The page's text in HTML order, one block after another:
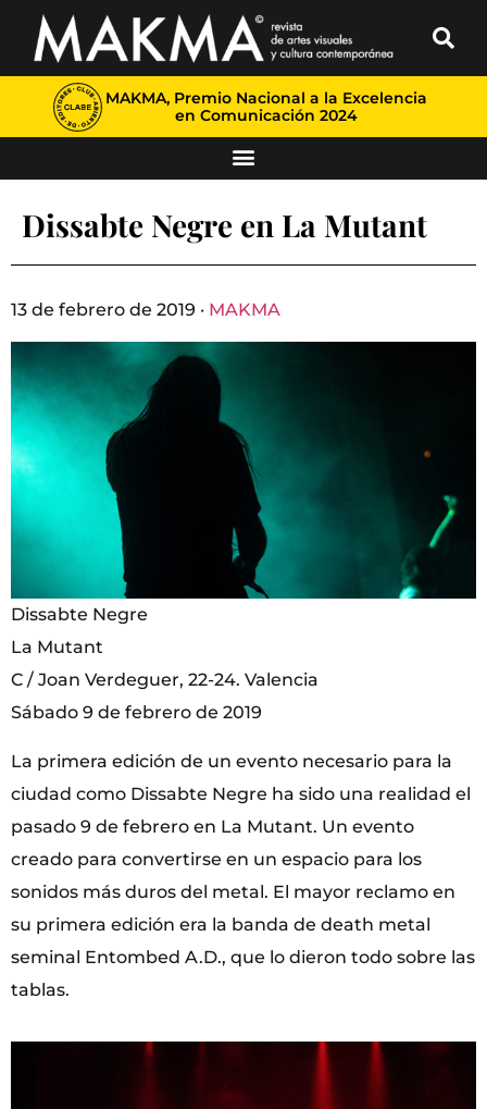
MAKMA, Premio Nacional a la Excelencia
en Comunicación 2024
Dissabte Negre en La Mutant
13 de febrero de 2019 · MAKMA
Dissabte Negre
La Mutant
C / Joan Verdeguer, 22-24. Valencia
Sábado 9 de febrero de 2019
La primera edición de un evento necesario para la
ciudad como Dissabte Negre ha sido una realidad el
pasado 9 de febrero en La Mutant. Un evento
creado para convertirse en un espacio para los
sonidos más duros del metal. El mayor reclamo en
su primera edición era la banda de death metal
seminal Entombed A.D., que lo dieron todo sobre las
tablas.